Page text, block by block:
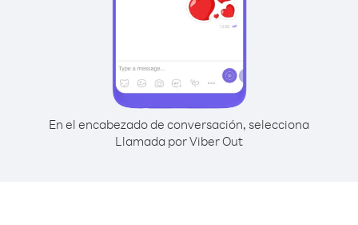
En el encabezado de conversación, selecciona
Llamada por Viber Out